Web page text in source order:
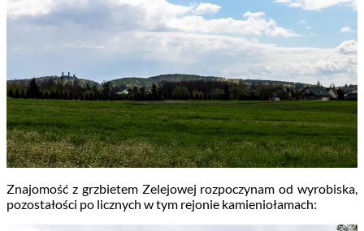
Znajomość z grzbietem Zelejowej rozpoczynam od wyrobiska,
pozostałości po licznych w tym rejonie kamieniołamach: